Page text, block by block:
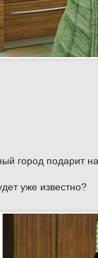
город подарит
уже известно?